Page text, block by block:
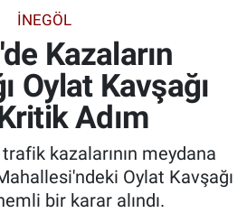
İNEGÖL
Kazaların
Oylat Kavşağı
Adım
trafik kazalarının meydana
Oylat Kavşağı
bir karar alındı.